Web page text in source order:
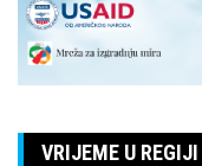
VRIJEME U REGIJI